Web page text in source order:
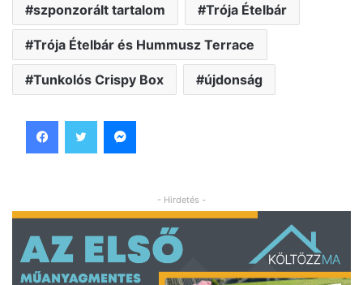
szponzorált tartalom Trója Ételbár
Trója Ételbár és Hummusz Terrace
Tunkolós Crispy Box újdonság
- Hirdetés -